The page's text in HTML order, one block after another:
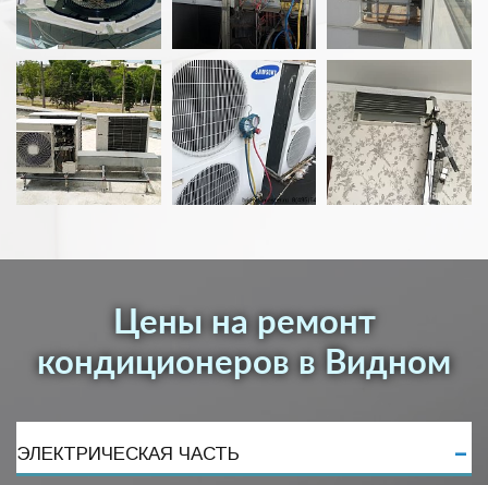
Цены на ремонт
кондиционеров в Видном
ЭЛЕКТРИЧЕСКАЯ ЧАСТЬ